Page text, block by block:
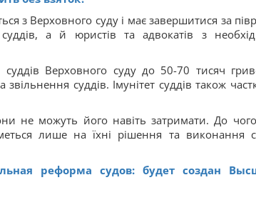
з Верховного суду і має завершитися за
а й юристів та адвокатів з
Верховного суду до 50-70 тисяч
суддів. Імунітет суддів також
не можуть його навіть затримати. До
лише на їхні рішення та виконання
реформа судов: будет создан